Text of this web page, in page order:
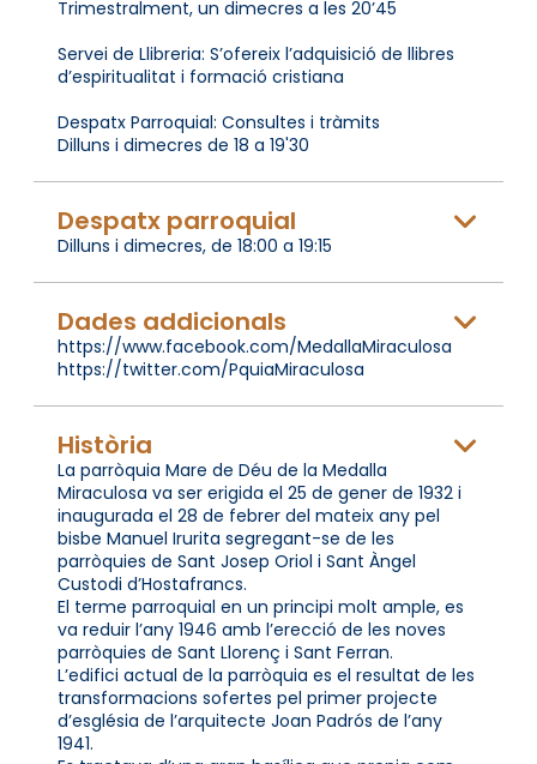
Trimestralment, un dimecres a les 20’45
Servei de Llibreria: S’ofereix l’adquisició de llibres
d’espiritualitat i formació cristiana
Despatx Parroquial: Consultes i tràmits
Dilluns i dimecres de 18 a 19'30
Despatx parroquial
Dilluns i dimecres, de 18:00 a 19:15
Dades addicionals
https://www.facebook.com/MedallaMiraculosa
https://twitter.com/PquiaMiraculosa
Història
La parròquia Mare de Déu de la Medalla
Miraculosa va ser erigida el 25 de gener de 1932 i
inaugurada el 28 de febrer del mateix any pel
bisbe Manuel Irurita segregant-se de les
parròquies de Sant Josep Oriol i Sant Àngel
Custodi d’Hostafrancs.
El terme parroquial en un principi molt ample, es
va reduir l’any 1946 amb l’erecció de les noves
parròquies de Sant Llorenç i Sant Ferran.
L’edifici actual de la parròquia es el resultat de les
transformacions sofertes pel primer projecte
d’església de l’arquitecte Joan Padrós de l’any
1941.